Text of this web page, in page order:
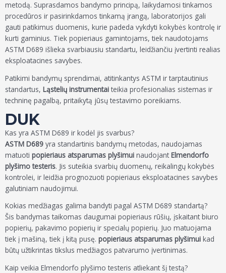
metodą. Suprasdamos bandymo principą, laikydamosi tinkamos
procedūros ir pasirinkdamos tinkamą įrangą, laboratorijos gali
gauti patikimus duomenis, kurie padeda vykdyti kokybės kontrolę ir
kurti gaminius. Tiek popieriaus gamintojams, tiek naudotojams
ASTM D689 išlieka svarbiausiu standartu, leidžiančiu įvertinti realias
eksploatacines savybes.
Patikimi bandymų sprendimai, atitinkantys ASTM ir tarptautinius
standartus, Ląstelių instrumentai teikia profesionalias sistemas ir
techninę pagalbą, pritaikytą jūsų testavimo poreikiams.
DUK
Kas yra ASTM D689 ir kodėl jis svarbus?
ASTM D689 yra standartinis bandymų metodas, naudojamas
matuoti popieriaus atsparumas plyšimui naudojant Elmendorfo
plyšimo testeris. Jis suteikia svarbių duomenų, reikalingų kokybės
kontrolei, ir leidžia prognozuoti popieriaus eksploatacines savybes
galutiniam naudojimui.
Kokias medžiagas galima bandyti pagal ASTM D689 standartą?
Šis bandymas taikomas daugumai popieriaus rūšių, įskaitant biuro
popierių, pakavimo popierių ir specialų popierių. Juo matuojama
tiek į mašiną, tiek į kitą pusę. popieriaus atsparumas plyšimui kad
būtų užtikrintas tikslus medžiagos patvarumo įvertinimas.
Kaip veikia Elmendorfo plyšimo testeris atliekant šį testą?